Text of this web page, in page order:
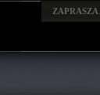
ZAPRASZA